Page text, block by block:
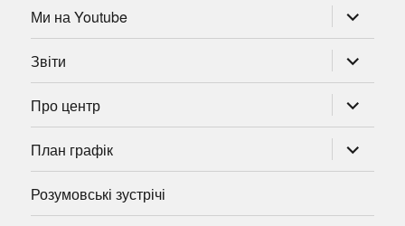
Ми на Youtube
підменю
Звіти
підменю
Про центр
підменю
План графік
підменю
Розумовські зустрічі